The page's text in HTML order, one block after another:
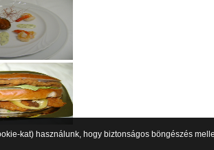
kat) használunk, hogy biztonságos böngészés